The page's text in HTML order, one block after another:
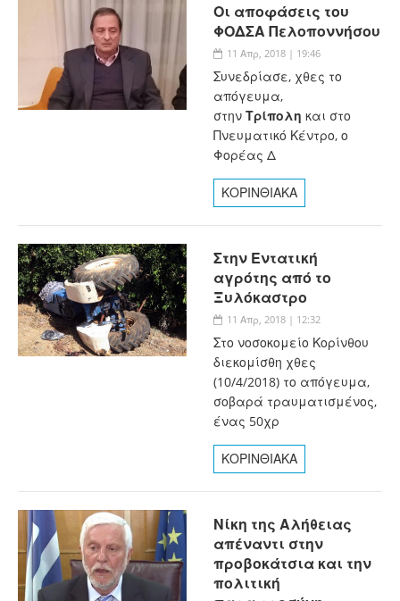
Οι αποφάσεις του
ΦΟΔΣΑ Πελοποννήσου
11 Απρ, 2018 | 19:46
Συνεδρίασε, χθες το
απόγευμα,
στην Τρίπολη και στο
Πνευματικό Κέντρο, ο
Φορέας Δ
ΚΟΡΙΝΘΙΑΚΑ
Στην Εντατική
αγρότης από το
Ξυλόκαστρο
11 Απρ, 2018 | 12:32
Στο νοσοκομείο Κορίνθου
διεκομίσθη χθες
(10/4/2018) το απόγευμα,
σοβαρά τραυματισμένος,
ένας 50χρ
ΚΟΡΙΝΘΙΑΚΑ
Νίκη της Αλήθειας
απέναντι στην
προβοκάτσια και την
πολιτική